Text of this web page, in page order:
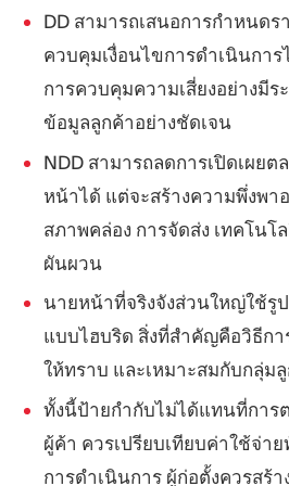
DD สามารถเสนอการกำหนด
ควบคุมเงื่อนไขการดำเนินกา
การควบคุมความเสี่ยงอย่างมีร
ข้อมูลลูกค้าอย่างชัดเจน
NDD สามารถลดการเปิดเผย
หน้าได้ แต่จะสร้างความพึ่งพา
สภาพคล่อง การจัดส่ง เทคโนโ
ผันผวน
นายหน้าที่จริงจังส่วนใหญ่ใช้รู
แบบไฮบริด สิ่งที่สำคัญคือวิธีก
ให้ทราบ และเหมาะสมกับกลุ่ม
ทั้งนี้ป้ายกำกับไม่ได้แทนที่การ
ผู้ค้า ควรเปรียบเทียบค่าใช้จ่า
การดำเนินการ ผู้ก่อตั้งควรสร้